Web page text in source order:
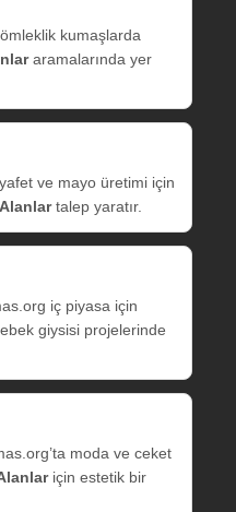
kumaşlarda
aramalarında yer
ve mayo üretimi için
talep yaratır.
iç piyasa için
giysisi projelerinde
moda ve ceket
için estetik bir